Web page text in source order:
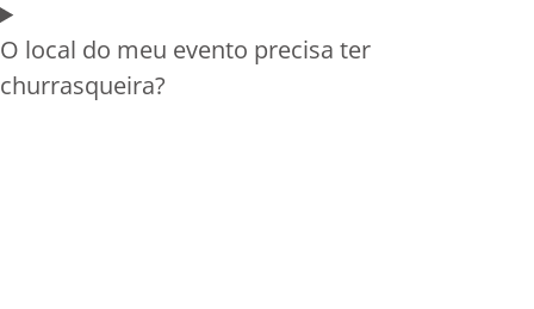
O local do meu evento precisa ter
churrasqueira?